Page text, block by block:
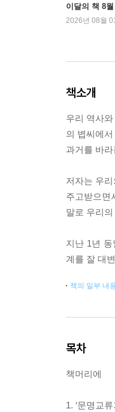
이달의 책 8
2026년 08월
책소개
우리 역사
의 볍씨에
과거를 바라
저자는 우
주고받으면
말로 우리
지난 1년 동
계를 잘 대
책의 일부 내
목차
책머리에
1. ‘문명교